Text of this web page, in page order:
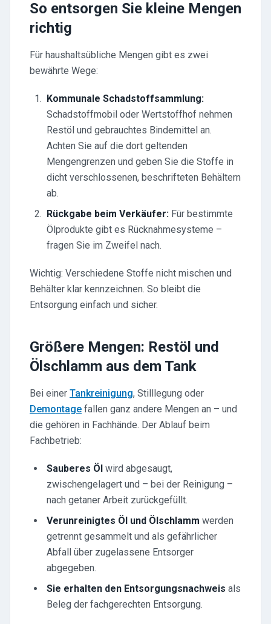
So entsorgen Sie kleine Mengen
richtig
Für haushaltsübliche Mengen gibt es zwei
bewährte Wege:
Kommunale Schadstoffsammlung:
Schadstoffmobil oder Wertstoffhof nehmen
Restöl und gebrauchtes Bindemittel an.
Achten Sie auf die dort geltenden
Mengengrenzen und geben Sie die Stoffe in
dicht verschlossenen, beschrifteten Behältern
ab.
Rückgabe beim Verkäufer: Für bestimmte
Ölprodukte gibt es Rücknahmesysteme –
fragen Sie im Zweifel nach.
Wichtig: Verschiedene Stoffe nicht mischen und
Behälter klar kennzeichnen. So bleibt die
Entsorgung einfach und sicher.
Größere Mengen: Restöl und
Ölschlamm aus dem Tank
Bei einer Tankreinigung, Stilllegung oder
Demontage fallen ganz andere Mengen an – und
die gehören in Fachhände. Der Ablauf beim
Fachbetrieb:
Sauberes Öl wird abgesaugt,
zwischengelagert und – bei der Reinigung –
nach getaner Arbeit zurückgefüllt.
Verunreinigtes Öl und Ölschlamm werden
getrennt gesammelt und als gefährlicher
Abfall über zugelassene Entsorger
abgegeben.
Sie erhalten den Entsorgungsnachweis als
Beleg der fachgerechten Entsorgung.